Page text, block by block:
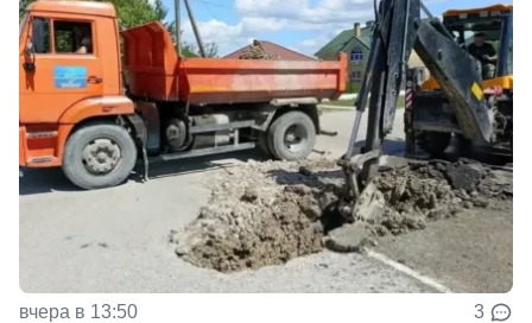
вчера в 13:50 3